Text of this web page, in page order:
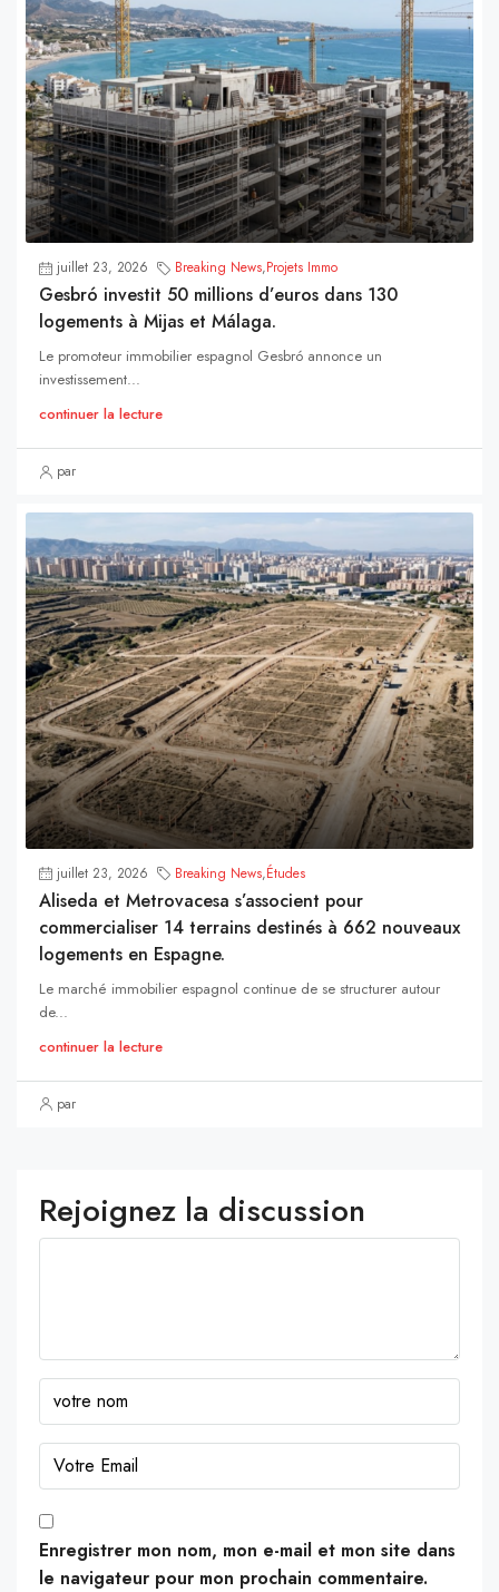
juillet 23, 2026 Breaking News,Projets Immo
Gesbró investit 50 millions d’euros dans 130
logements à Mijas et Málaga.
Le promoteur immobilier espagnol Gesbró annonce un
investissement...
continuer la lecture
par
juillet 23, 2026 Breaking News,Études
Aliseda et Metrovacesa s’associent pour
commercialiser 14 terrains destinés à 662 nouveaux
logements en Espagne.
Le marché immobilier espagnol continue de se structurer autour
de...
continuer la lecture
par
Rejoignez la discussion
Enregistrer mon nom, mon e-mail et mon site dans
le navigateur pour mon prochain commentaire.